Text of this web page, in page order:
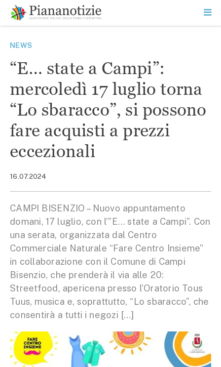
contenuto
SEARCH
NEWS
“E… state a Campi”:
mercoledì 17 luglio torna
“Lo sbaracco”, si possono
fare acquisti a prezzi
eccezionali
16.07.2024
CAMPI BISENZIO – Nuovo appuntamento
domani, 17 luglio, con l’”E… state a Campi”. Con
una serata, organizzata dal Centro
Commerciale Naturale “Fare Centro Insieme”
in collaborazione con il Comune di Campi
Bisenzio, che prenderà il via alle 20:
Streetfood, apericena presso l’Oratorio Tous
Tuus, musica e, soprattutto, “Lo sbaracco”, che
consentirà a tutti i negozi […]